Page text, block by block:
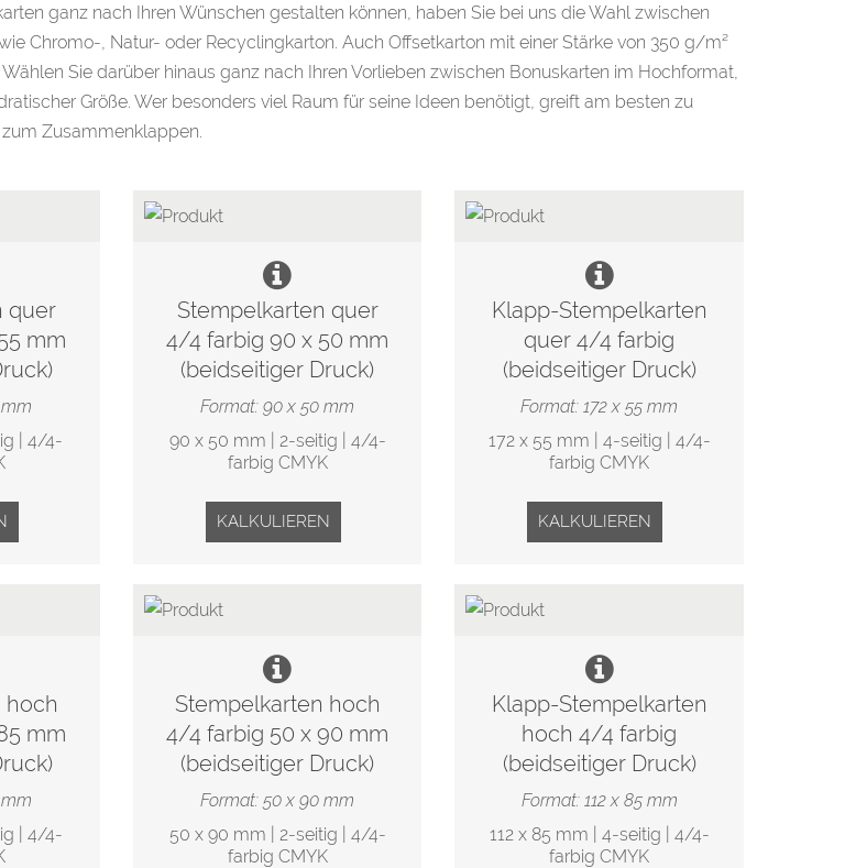
ganz nach Ihren Wünschen gestalten können, haben Sie bei uns die Wahl zwischen
Chromo-, Natur- oder Recyclingkarton. Auch Offsetkarton mit einer Stärke von 350 g/m²
Sie darüber hinaus ganz nach Ihren Vorlieben zwischen Bonuskarten im Hochformat,
Größe. Wer besonders viel Raum für seine Ideen benötigt, greift am besten zu
Zusammenklappen.
quer
mm
| 4/4-
Stempelkarten quer
4/4 farbig 90 x 50 mm
(beidseitiger Druck)
Format: 90 x 50 mm
90 x 50 mm | 2-seitig | 4/4-
farbig CMYK
KALKULIEREN
Klapp-Stempelkarten
quer 4/4 farbig
(beidseitiger Druck)
Format: 172 x 55 mm
172 x 55 mm | 4-seitig | 4/4-
farbig CMYK
KALKULIEREN
hoch
mm
| 4/4-
Stempelkarten hoch
4/4 farbig 50 x 90 mm
(beidseitiger Druck)
Format: 50 x 90 mm
50 x 90 mm | 2-seitig | 4/4-
farbig CMYK
Klapp-Stempelkarten
hoch 4/4 farbig
(beidseitiger Druck)
Format: 112 x 85 mm
112 x 85 mm | 4-seitig | 4/4-
farbig CMYK